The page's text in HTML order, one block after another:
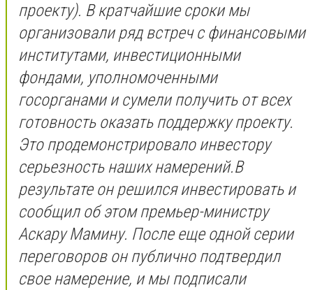
проекту). В кратчайшие сроки мы
организовали ряд встреч с финансовыми
институтами, инвестиционными
фондами, уполномоченными
госорганами и сумели получить от всех
готовность оказать поддержку проекту.
Это продемонстрировало инвестору
серьезность наших намерений.В
результате он решился инвестировать и
сообщил об этом премьер-министру
Аскару Мамину. После еще одной серии
переговоров он публично подтвердил
свое намерение, и мы подписали